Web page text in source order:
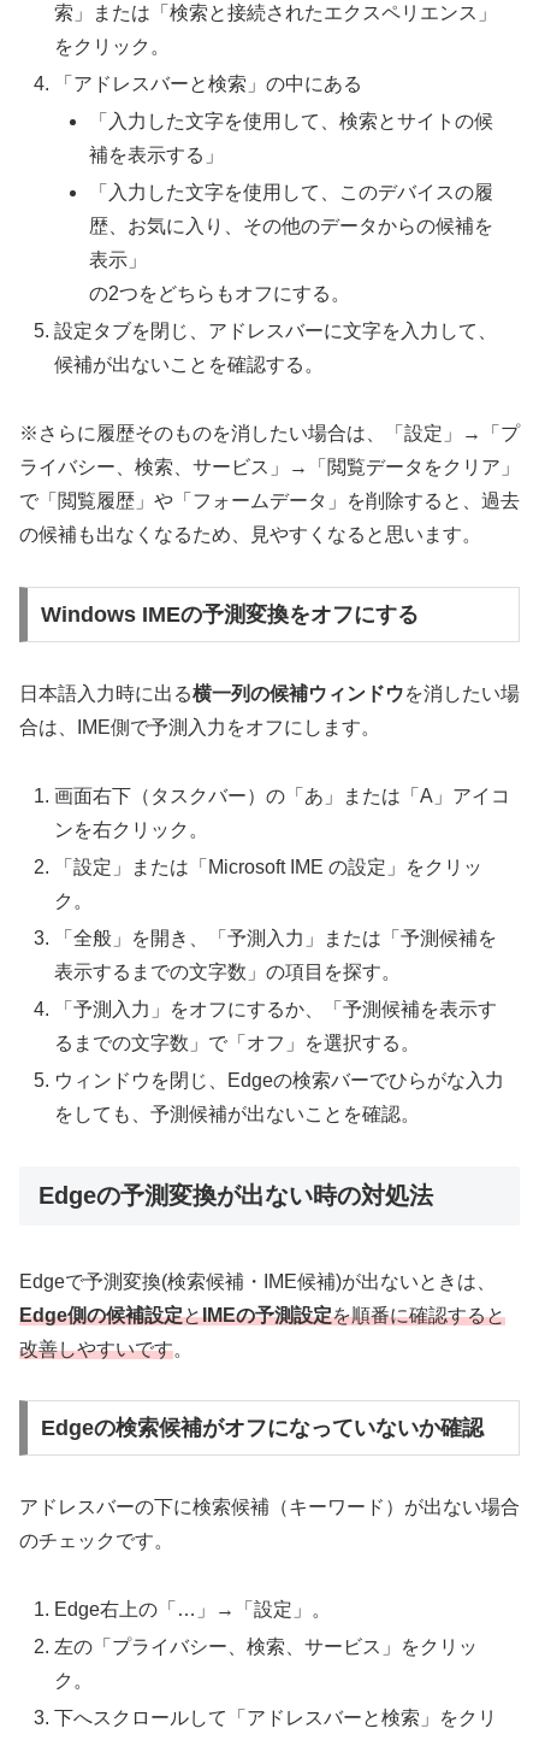
索」または「検索と接続されたエクスペリエンス」
をクリック。
「アドレスバーと検索」の中にある
「入力した文字を使用して、検索とサイトの候
補を表示する」
「入力した文字を使用して、このデバイスの履
歴、お気に入り、その他のデータからの候補を
表示」
の2つをどちらもオフにする。
設定タブを閉じ、アドレスバーに文字を入力して、
候補が出ないことを確認する。
※さらに履歴そのものを消したい場合は、「設定」→「プ
ライバシー、検索、サービス」→「閲覧データをクリア」
で「閲覧履歴」や「フォームデータ」を削除すると、過去
の候補も出なくなるため、見やすくなると思います。
Windows IMEの予測変換をオフにする
日本語入力時に出る横一列の候補ウィンドウを消したい場
合は、IME側で予測入力をオフにします。
画面右下（タスクバー）の「あ」または「A」アイコ
ンを右クリック。
「設定」または「Microsoft IME の設定」をクリッ
ク。
「全般」を開き、「予測入力」または「予測候補を
表示するまでの文字数」の項目を探す。
「予測入力」をオフにするか、「予測候補を表示す
るまでの文字数」で「オフ」を選択する。
ウィンドウを閉じ、Edgeの検索バーでひらがな入力
をしても、予測候補が出ないことを確認。
Edgeの予測変換が出ない時の対処法
Edgeで予測変換(検索候補・IME候補)が出ないときは、
Edge側の候補設定とIMEの予測設定を順番に確認すると
改善しやすいです。
Edgeの検索候補がオフになっていないか確認
アドレスバーの下に検索候補（キーワード）が出ない場合
のチェックです。
Edge右上の「…」→「設定」。
左の「プライバシー、検索、サービス」をクリッ
ク。
下へスクロールして「アドレスバーと検索」をクリ